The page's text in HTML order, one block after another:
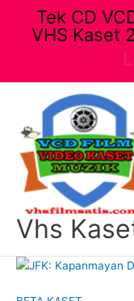
Vhs
Tek CD
VHS Kaset